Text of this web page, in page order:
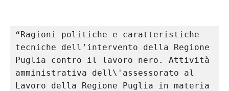
“Ragioni politiche e caratteristiche
tecniche dell’intervento della Regione
Puglia contro il lavoro nero. Attività
amministrativa dell\'assessorato al
Lavoro della Regione Puglia in materia